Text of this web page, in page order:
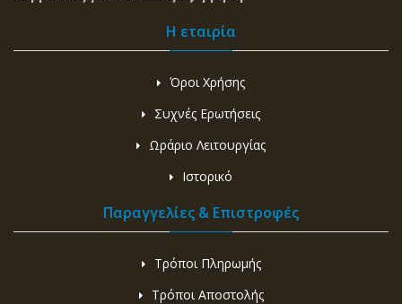
Η εταιρία
Όροι Χρήσης
Συχνές Ερωτήσεις
Ωράριο Λειτουργίας
Ιστορικό
Παραγγελίες & Επιστροφές
Τρόποι Πληρωμής
Τρόποι Αποστολής